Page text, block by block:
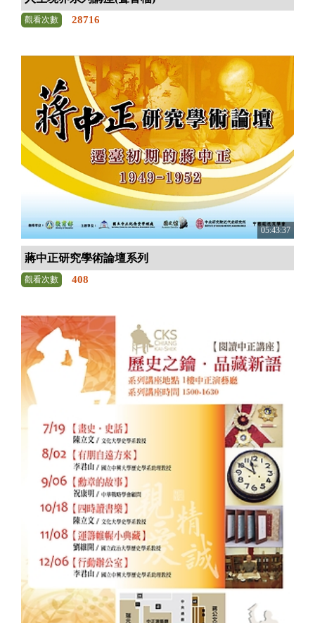
觀看次數 28716
05:43:37
蔣中正研究學術論壇系列
觀看次數 408